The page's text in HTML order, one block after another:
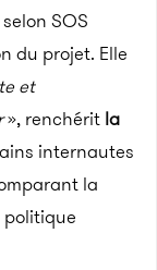
SOS
du projet. Elle
et
», renchérit la
internautes
la
politique